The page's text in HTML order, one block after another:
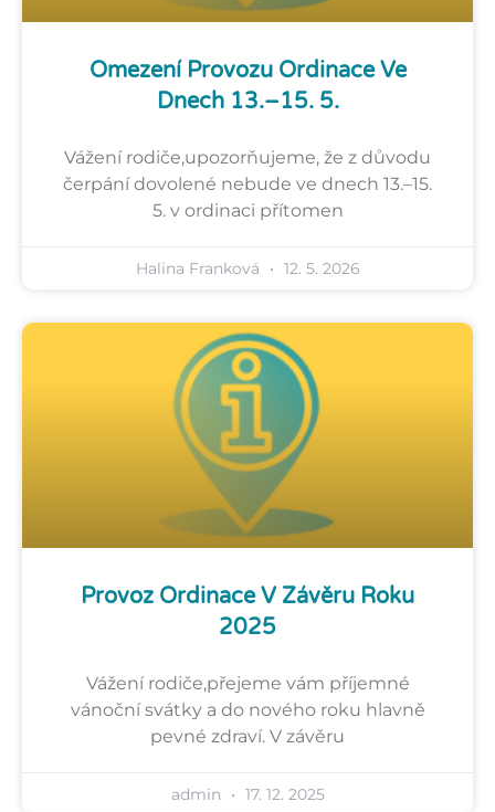
Omezení Provozu Ordinace Ve
Dnech 13.–15. 5.
Vážení rodiče,upozorňujeme, že z důvodu
čerpání dovolené nebude ve dnech 13.–15.
5. v ordinaci přítomen
Halina Franková 12. 5. 2026
Provoz Ordinace V Závěru Roku
2025
Vážení rodiče,přejeme vám příjemné
vánoční svátky a do nového roku hlavně
pevné zdraví. V závěru
admin 17. 12. 2025